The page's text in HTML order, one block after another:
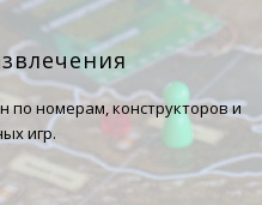
по номерам, конструкторов и
игр.